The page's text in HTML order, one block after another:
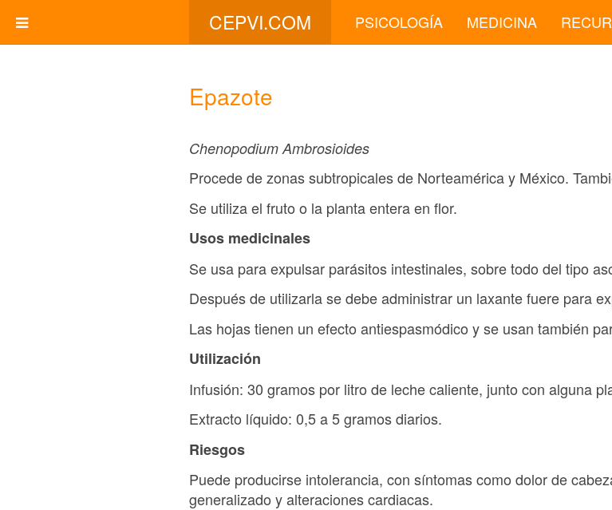
CEPVI.COM PSICOLOGÍA MEDICINA
Epazote
Chenopodium Ambrosioides
Procede de zonas subtropicales de Norteamérica y México.
Se utiliza el fruto o la planta entera en flor.
Usos medicinales
Se usa para expulsar parásitos intestinales, sobre todo del tipo
Después de utilizarla se debe administrar un laxante fuere para
Las hojas tienen un efecto antiespasmódico y se usan también
Utilización
Infusión: 30 gramos por litro de leche caliente, junto con alguna
Extracto líquido: 0,5 a 5 gramos diarios.
Riesgos
Puede producirse intolerancia, con síntomas como dolor de
generalizado y alteraciones cardiacas.